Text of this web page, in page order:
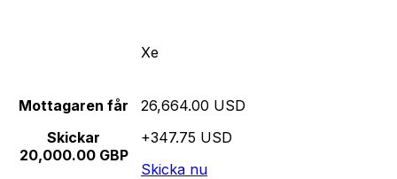
Xe
Mottagaren får
Skickar
20,000.00 GBP
26,664.00 USD
+347.75 USD
Skicka nu